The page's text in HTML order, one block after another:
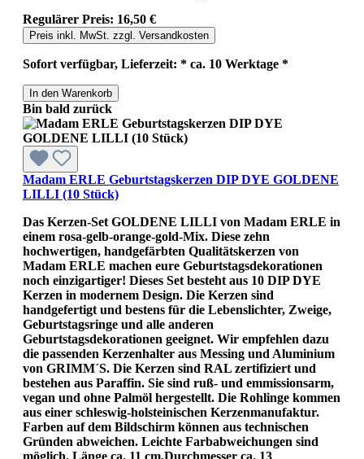
Regulärer Preis: 16,50 €
Preis inkl. MwSt. zzgl. Versandkosten
Sofort verfügbar, Lieferzeit: * ca. 10 Werktage *
In den Warenkorb
Bin bald zurück
Madam ERLE Geburtstagskerzen DIP DYE GOLDENE
LILLI (10 Stück)
Das Kerzen-Set GOLDENE LILLI von Madam ERLE in
einem rosa-gelb-orange-gold-Mix. Diese zehn
hochwertigen, handgefärbten Qualitätskerzen von
Madam ERLE machen eure Geburtstagsdekorationen
noch einzigartiger! Dieses Set besteht aus 10 DIP DYE
Kerzen in modernem Design. Die Kerzen sind
handgefertigt und bestens für die Lebenslichter, Zweige,
Geburtstagsringe und alle anderen
Geburtstagsdekorationen geeignet. Wir empfehlen dazu
die passenden Kerzenhalter aus Messing und Aluminium
von GRIMM´S. Die Kerzen sind RAL zertifiziert und
bestehen aus Paraffin. Sie sind ruß- und emmissionsarm,
vegan und ohne Palmöl hergestellt. Die Rohlinge kommen
aus einer schleswig-holsteinischen Kerzenmanufaktur.
Farben auf dem Bildschirm können aus technischen
Gründen abweichen. Leichte Farbabweichungen sind